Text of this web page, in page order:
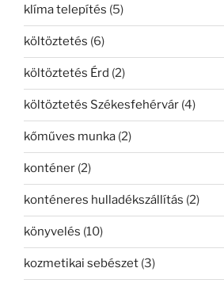
klíma telepítés (5)
költöztetés (6)
költöztetés Érd (2)
költöztetés Székesfehérvár (4)
kőműves munka (2)
konténer (2)
konténeres hulladékszállítás (2)
könyvelés (10)
kozmetikai sebészet (3)